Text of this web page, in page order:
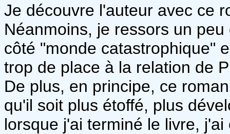
Je découvre l'auteur avec ce
Néanmoins, je ressors un
côté "monde catastrophique"
trop de place à la relation de
De plus, en principe, ce
qu'il soit plus étoffé, plus
lorsque j'ai terminé le livre,